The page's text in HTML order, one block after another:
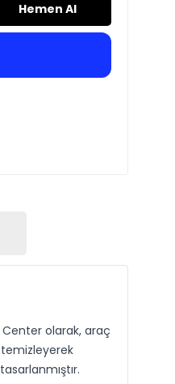
Hemen Al
Center olarak, araç